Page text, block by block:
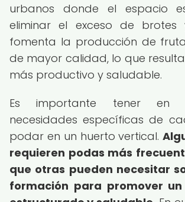
urbanos donde el espacio
eliminar el exceso de brotes
fomenta la producción de
de mayor calidad, lo que
más productivo y saludable.
Es importante tener en
necesidades específicas de
podar en un huerto vertical.
requieren podas más
que otras pueden necesitar
formación para promover